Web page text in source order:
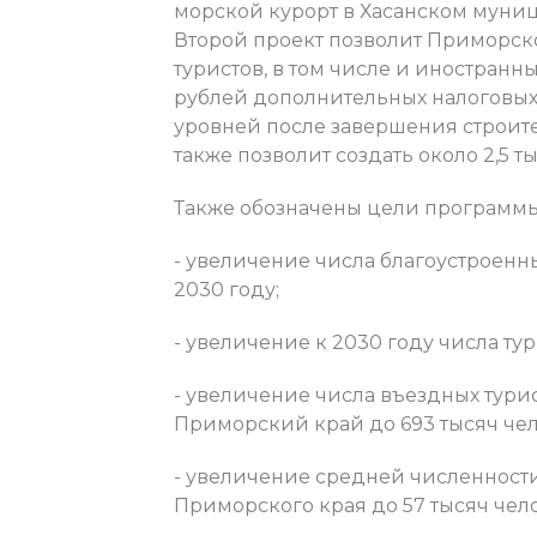
морской курорт в Хасанском
Второй проект позволит
туристов, в том числе и
рублей дополнительных
уровней после завершения
также позволит создать около 2,5
Также обозначены цели
- увеличение числа
2030 году;
- увеличение к 2030 году числа
- увеличение числа въездных
Приморский край до 693 тысяч
- увеличение средней
Приморского края до 57 тысяч